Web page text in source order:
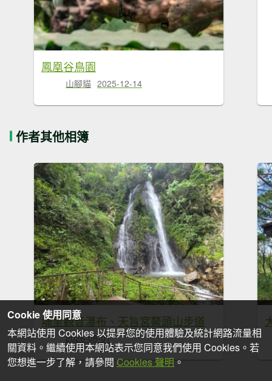
鳳凰谷鳥園
山腳貓 2025-12-14
作者其他相簿
埔里觀音瀑布、天旨宮鰲頭山步道
2026-08-01
Cookie 使用同意
本網站使用 Cookies 以提昇您的使用體驗及統計網路流量相
關資料。繼續使用本網站表示您同意我們使用 Cookies。若
您想進一步了解，請參閱 Cookies 聲明 。